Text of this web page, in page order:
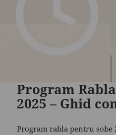
Program
2025 – Ghid
Program rabla pentru sobe